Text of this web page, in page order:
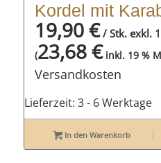
Kordel mit
19,90€/ Stk. exkl.
(23,68€inkl. 19 %
Versandkosten
Lieferzeit: 3 - 6 Werktage
In den Warenkorb